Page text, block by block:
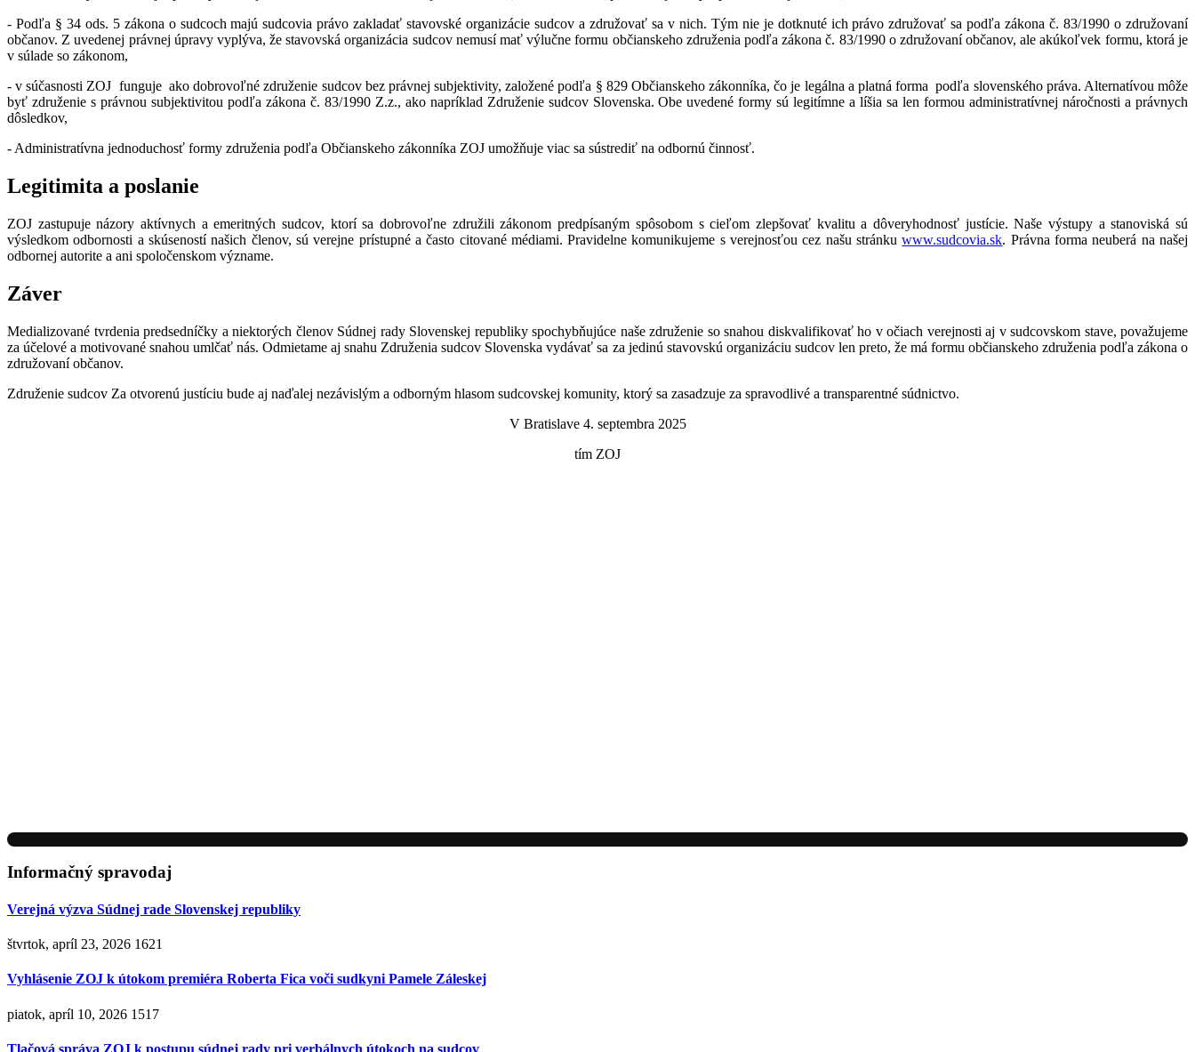
- Podľa § 34 ods. 5 zákona o sudcoch majú sudcovia právo zakladať stavovské organizácie sudcov a združovať sa v nich. Tým nie je dotknuté ich právo združovať sa podľa zákona č. 83/1990 o združovaní
občanov. Z uvedenej právnej úpravy vyplýva, že stavovská organizácia sudcov nemusí mať výlučne formu občianskeho združenia podľa zákona č. 83/1990 o združovaní občanov, ale akúkoľvek formu, ktorá je
v súlade so zákonom,
- v súčasnosti ZOJ funguje ako dobrovoľné združenie sudcov bez právnej subjektivity, založené podľa § 829 Občianskeho zákonníka, čo je legálna a platná forma podľa slovenského práva. Alternatívou môže
byť združenie s právnou subjektivitou podľa zákona č. 83/1990 Z.z., ako napríklad Združenie sudcov Slovenska. Obe uvedené formy sú legitímne a líšia sa len formou administratívnej náročnosti a právnych
dôsledkov,
- Administratívna jednoduchosť formy združenia podľa Občianskeho zákonníka ZOJ umožňuje viac sa sústrediť na odbornú činnosť.
Legitimita a poslanie
ZOJ zastupuje názory aktívnych a emeritných sudcov, ktorí sa dobrovoľne združili zákonom predpísaným spôsobom s cieľom zlepšovať kvalitu a dôveryhodnosť justície. Naše výstupy a stanoviská sú
výsledkom odbornosti a skúseností našich členov, sú verejne prístupné a často citované médiami. Pravidelne komunikujeme s verejnosťou cez našu stránkuwww.sudcovia.sk. Právna forma neuberá na našej
odbornej autorite a ani spoločenskom význame.
Záver
Medializované tvrdenia predsedníčky a niektorých členov Súdnej rady Slovenskej republiky spochybňujúce naše združenie so snahou diskvalifikovať ho v očiach verejnosti aj v sudcovskom stave, považujeme
za účelové a motivované snahou umlčať nás. Odmietame aj snahu Združenia sudcov Slovenska vydávať sa za jedinú stavovskú organizáciu sudcov len preto, že má formu občianskeho združenia podľa zákona o
združovaní občanov.
Združenie sudcov Za otvorenú justíciu bude aj naďalej nezávislým a odborným hlasom sudcovskej komunity, ktorý sa zasadzuje za spravodlivé a transparentné súdnictvo.
V Bratislave 4. septembra 2025
tím ZOJ
Informačný spravodaj
Verejná výzva Súdnej rade Slovenskej republiky
štvrtok, apríl 23, 2026 1621
Vyhlásenie ZOJ k útokom premiéra Roberta Fica voči sudkyni Pamele Záleskej
piatok, apríl 10, 2026 1517
Tlačová správa ZOJ k postupu súdnej rady pri verbálnych útokoch na sudcov